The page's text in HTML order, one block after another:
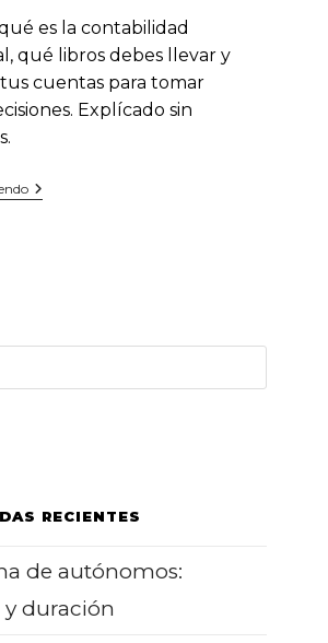
es la contabilidad
qué libros debes llevar y
cuentas para tomar
Explícado sin
Contabilidad
De
RECIENTES
de autónomos:
duración